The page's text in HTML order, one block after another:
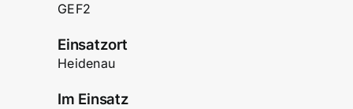
GEF2
Einsatzort
Heidenau
Im Einsatz